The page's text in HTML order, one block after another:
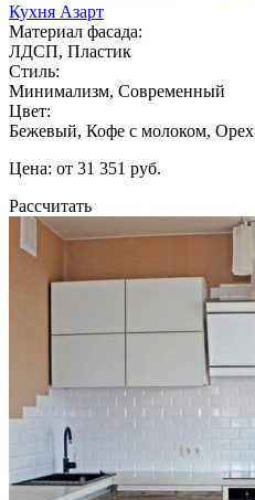
Кухня Азарт
Материал фасада:
ЛДСП, Пластик
Стиль:
Минимализм, Современный
Цвет:
Бежевый, Кофе с молоком, Орех
Цена: от 31 351 руб.
Рассчитать